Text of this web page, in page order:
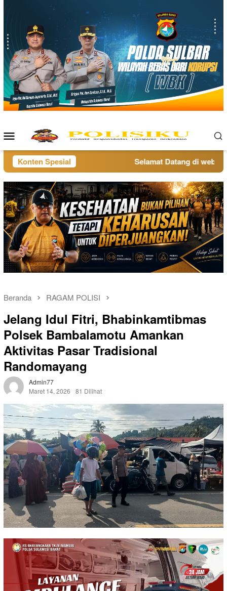
Menu
Mobile
Konten Spesial Selamat Datang di
Beranda RAGAM POLISI
Jelang Idul Fitri, Bhabinkamtibmas
Polsek Bambalamotu Amankan
Aktivitas Pasar Tradisional
Randomayang
Admin77
Maret 14, 2026
81 Dilihat